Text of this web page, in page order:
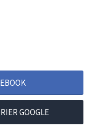
GOOGLE